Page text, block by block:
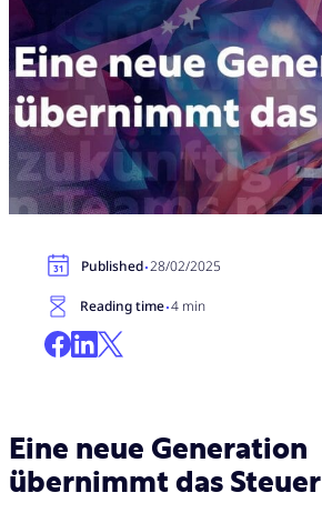
Published·28/02/2025
Reading time·4 min
Eine neue Generation
übernimmt das Steuer